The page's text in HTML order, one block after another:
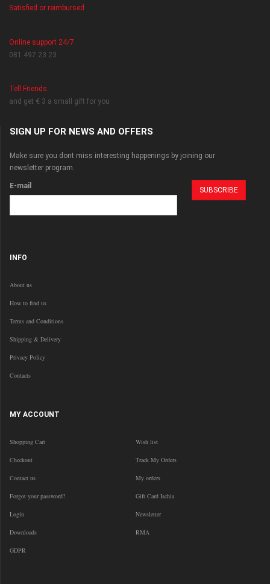
Satisfied or reimbursed
Online support 24/7
081 497 23 23
Tell Friends
and get € 3 a small gift for you
SIGN UP FOR NEWS AND OFFERS
Make sure you dont miss interesting happenings by joining our
newsletter program.
E-mail
INFO
About us
How to find us
Terms and Conditions
Shipping & Delivery
Privacy Policy
Contacts
MY ACCOUNT
Shopping Cart Wish list
Checkout Track My Orders
Contact us My orders
Forgot your password? Gift Card Ischia
Login Newsletter
Downloads RMA
GDPR